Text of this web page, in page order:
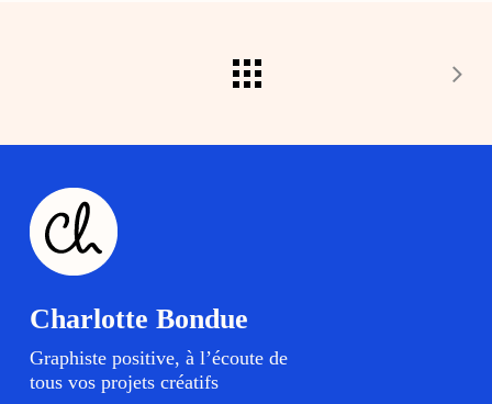
Charlotte Bondue
Graphiste positive, à l’écoute de
tous vos projets créatifs